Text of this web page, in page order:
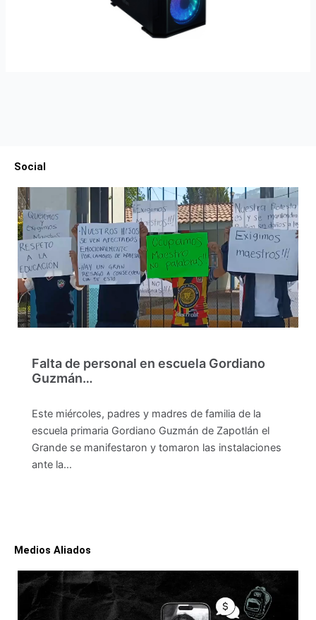
Social
Falta de personal en escuela Gordiano
Guzmán…
Este miércoles, padres y madres de familia de la
escuela primaria Gordiano Guzmán de Zapotlán el
Grande se manifestaron y tomaron las instalaciones
ante la…
Medios Aliados